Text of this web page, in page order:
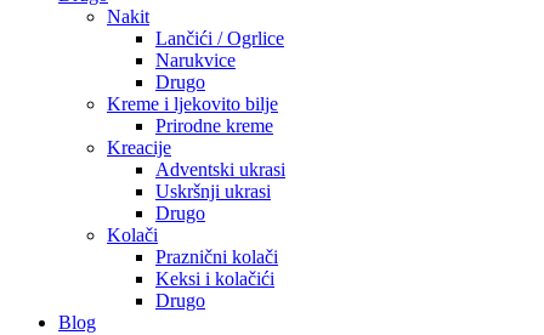
Nakit
Lančići / Ogrlice
Narukvice
Drugo
Kreme i ljekovito bilje
Prirodne kreme
Kreacije
Adventski ukrasi
Uskršnji ukrasi
Drugo
Kolači
Praznični kolači
Keksi i kolačići
Drugo
Blog